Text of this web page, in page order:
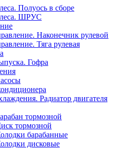
Полуось в сборе
ШРУС
Наконечник рулевой
Тяга рулевая
Гофра
Радиатор двигателя
тормозной
тормозной
барабанные
дисковые